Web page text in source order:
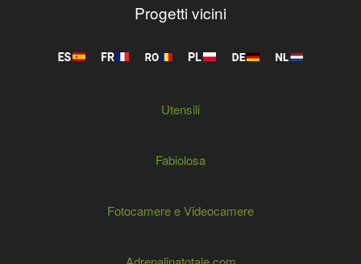
Progetti vicini
Utensili
Fabiolosa
Fotocamere e Videocamere